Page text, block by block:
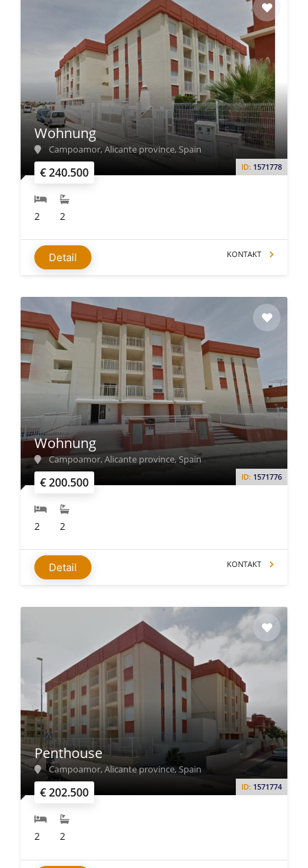
€ 240.500 ID: 1571778
Wohnung
Campoamor, Alicante province, Spain
2 2
Detail KONTAKT
€ 200.500 ID: 1571776
Wohnung
Campoamor, Alicante province, Spain
2 2
Detail KONTAKT
€ 202.500 ID: 1571774
Penthouse
Campoamor, Alicante province, Spain
2 2